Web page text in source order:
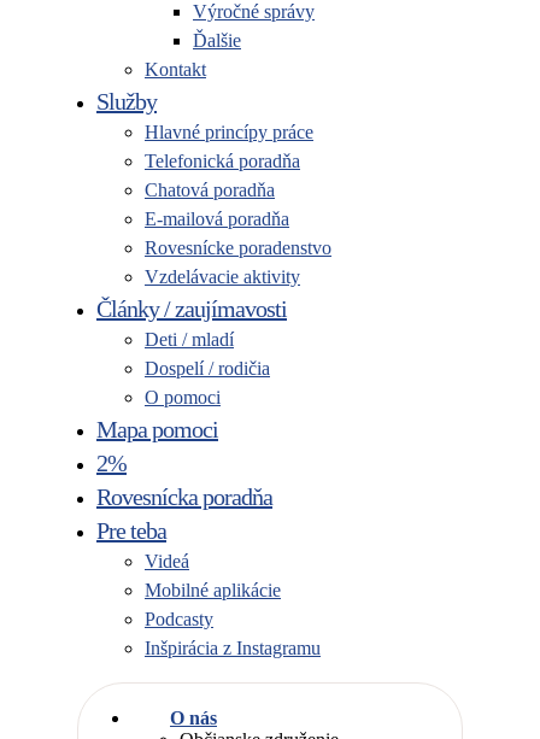
Výročné správy
Ďalšie
Kontakt
Služby
Hlavné princípy práce
Telefonická poradňa
Chatová poradňa
E-mailová poradňa
Rovesnícke poradenstvo
Vzdelávacie aktivity
Články / zaujímavosti
Deti / mladí
Dospelí / rodičia
O pomoci
Mapa pomoci
2%
Rovesnícka poradňa
Pre teba
Videá
Mobilné aplikácie
Podcasty
Inšpirácia z Instagramu
O nás